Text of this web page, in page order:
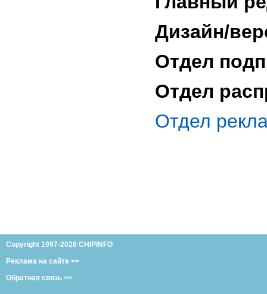
Дизайн/
Отдел
Отдел
Отдел
Copyright 1997-2026 CHIPINFO
Реклама на сайте >>
Обратная связь >>